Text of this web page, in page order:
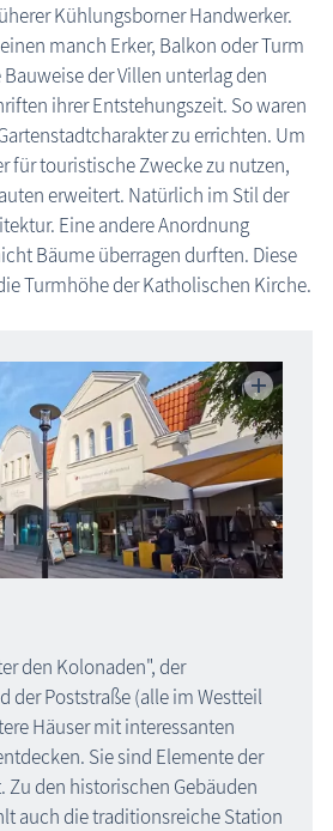
Kühlungsborner Handwerker.
manch Erker, Balkon oder Turm
der Villen unterlag den
ihrer Entstehungszeit. So waren
zu errichten. Um
für touristische Zwecke zu nutzen,
erweitert. Natürlich im Stil der
Eine andere Anordnung
Bäume überragen durften. Diese
Turmhöhe der Katholischen Kirche.
den Kolonaden", der
der Poststraße (alle im Westteil
Häuser mit interessanten
Sie sind Elemente der
Zu den historischen Gebäuden
auch die traditionsreiche Station